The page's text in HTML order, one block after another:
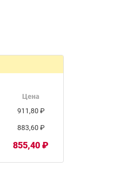
Цена
911,80 ₽
883,60 ₽
855,40 ₽